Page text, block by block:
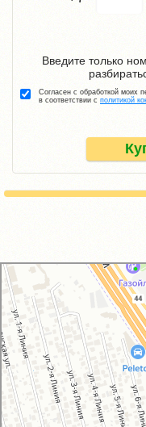
Введите только
Согласен с обработкой моих
в соответствии с политикой
GM-City&VAG-Repair
Автосервис, автотехцентр в
Магазин автозапчастей и